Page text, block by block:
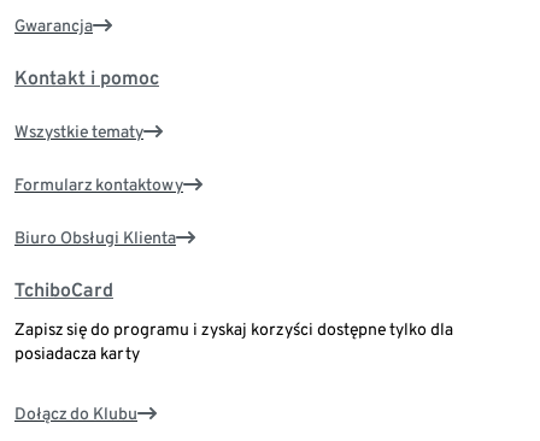
Gwarancja
Kontakt i pomoc
Wszystkie tematy
Formularz kontaktowy
Biuro Obsługi Klienta
TchiboCard
Zapisz się do programu i zyskaj korzyści dostępne tylko dla
posiadacza karty
Dołącz do Klubu